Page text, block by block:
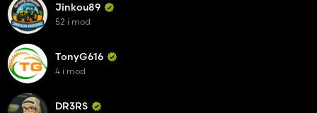
Jinkou89
52 i mod
TonyG616
4 i mod
DR3RS